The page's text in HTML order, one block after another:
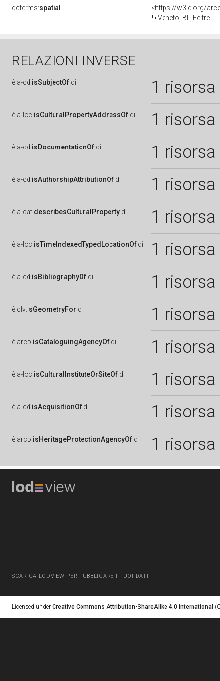
dcterms:spatial
<https://w3id.org/
Veneto, BL, Feltre
RELAZIONI INVERSE
è a-cd:isSubjectOf di 1 risorsa
è a-loc:isCulturalPropertyAddressOf di 1 risorsa
è a-cd:isDocumentationOf di 1 risorsa
è a-cd:isAuthorshipAttributionOf di 1 risorsa
è a-cat:describesCulturalProperty di 1 risorsa
è a-loc:isTimeIndexedTypedLocationOf di 1 risorsa
è a-cd:isBibliographyOf di 1 risorsa
è clv:isGeometryFor di 1 risorsa
è arco:isCataloguingAgencyOf di 1 risorsa
è a-loc:isCulturalInstituteOrSiteOf di 1 risorsa
è a-cd:isAcquisitionOf di 1 risorsa
è arco:isHeritageProtectionAgencyOf di 1 risorsa
SCARICA LODVIEW PER PUBBLICARE I TUOI DATI
Licensed under Creative Commons Attribution-ShareAlike 4.0 International